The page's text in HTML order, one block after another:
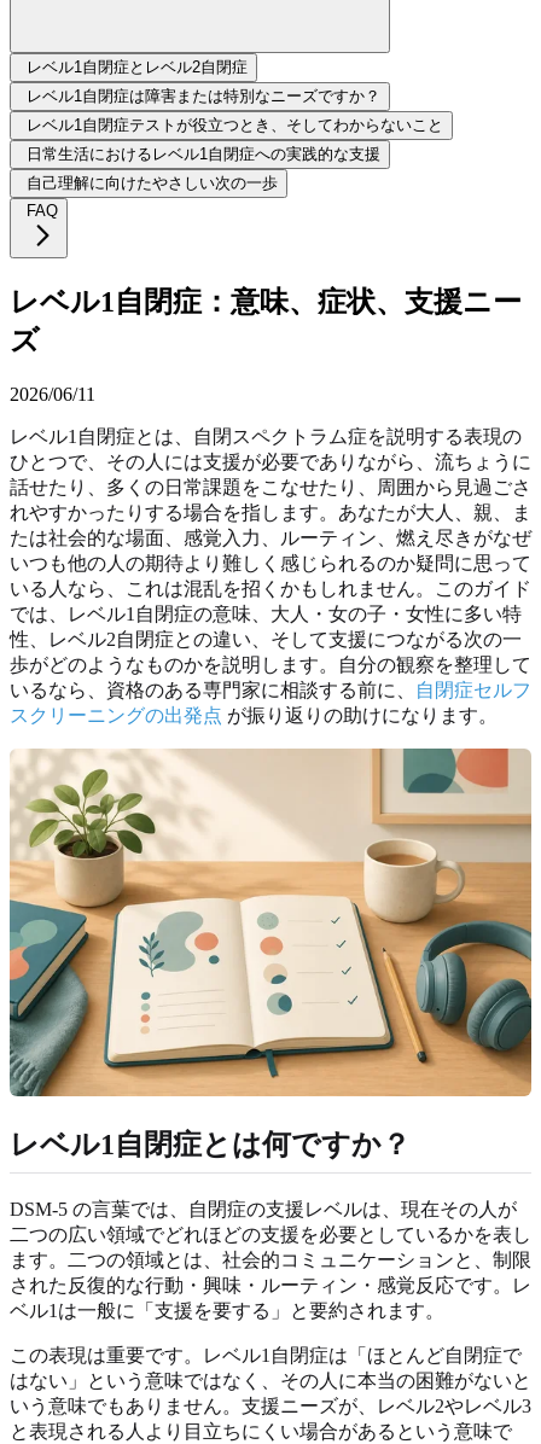
レベル1自閉症とレベル2自閉症
レベル1自閉症は障害または特別なニーズですか？
レベル1自閉症テストが役立つとき、そしてわからないこと
日常生活におけるレベル1自閉症への実践的な支援
自己理解に向けたやさしい次の一歩
FAQ
レベル1自閉症：意味、症状、支援ニー
ズ
2026/06/11
レベル1自閉症とは、自閉スペクトラム症を説明する表現の
ひとつで、その人には支援が必要でありながら、流ちょうに
話せたり、多くの日常課題をこなせたり、周囲から見過ごさ
れやすかったりする場合を指します。あなたが大人、親、ま
たは社会的な場面、感覚入力、ルーティン、燃え尽きがなぜ
いつも他の人の期待より難しく感じられるのか疑問に思って
いる人なら、これは混乱を招くかもしれません。このガイド
では、レベル1自閉症の意味、大人・女の子・女性に多い特
性、レベル2自閉症との違い、そして支援につながる次の一
歩がどのようなものかを説明します。自分の観察を整理して
いるなら、資格のある専門家に相談する前に、
自閉症セルフ
スクリーニングの出発点 が振り返りの助けになります。
レベル1自閉症とは何ですか？
DSM-5 の言葉では、自閉症の支援レベルは、現在その人が
二つの広い領域でどれほどの支援を必要としているかを表し
ます。二つの領域とは、社会的コミュニケーションと、制限
された反復的な行動・興味・ルーティン・感覚反応です。レ
ベル1は一般に「支援を要する」と要約されます。
この表現は重要です。レベル1自閉症は「ほとんど自閉症で
はない」という意味ではなく、その人に本当の困難がないと
いう意味でもありません。支援ニーズが、レベル2やレベル3
と表現される人より目立ちにくい場合があるという意味で